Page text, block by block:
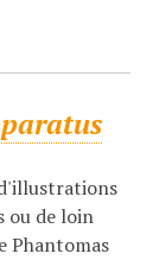
ou de loin
Phantomas